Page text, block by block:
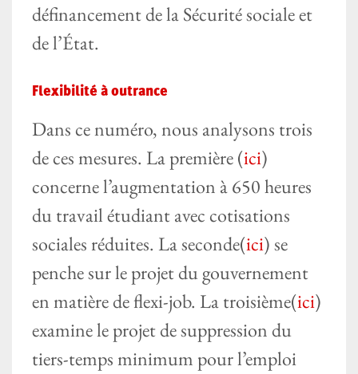
définancement de la Sécurité sociale et
de l’État.
Flexibilité à outrance
Dans ce numéro, nous analysons trois
de ces mesures. La première (ici)
concerne l’augmentation à 650 heures
du travail étudiant avec cotisations
sociales réduites. La seconde(ici) se
penche sur le projet du gouvernement
en matière de flexi-job. La troisième(ici)
examine le projet de suppression du
tiers-temps minimum pour l’emploi